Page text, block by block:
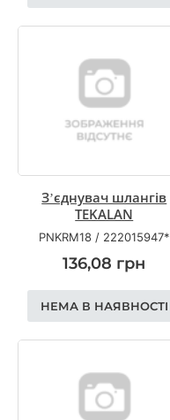
З’єднувач шлангів
TEKALAN
PNKRM18/ 222015947*
136,08 грн
НЕМА В НАЯВНОСТІ